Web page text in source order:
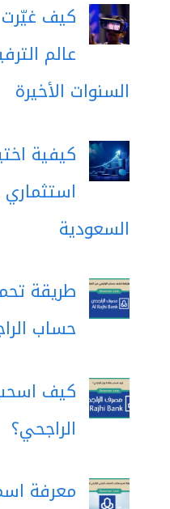
كيف غيّرت
عالم
السنوات الأخيرة
كيفية
السعودية
طريقة
حساب
الراجحي؟
معرفة